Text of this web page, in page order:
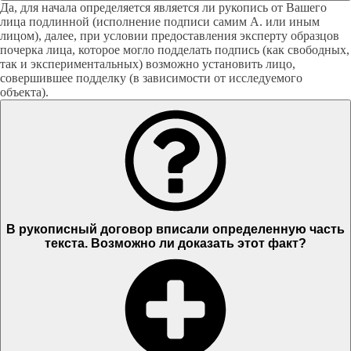
Да, для начала определяется является ли рукопись от Вашего
лица подлинной (исполнение подписи самим А. или иным
лицом), далее, при условии предоставления эксперту образцов
почерка лица, которое могло подделать подпись (как свободных,
так и экспериментальных) возможно установить лицо,
совершившее подделку (в зависимости от исследуемого
объекта).
В рукописный договор вписали определенную часть
текста. Возможно ли доказать этот факт?